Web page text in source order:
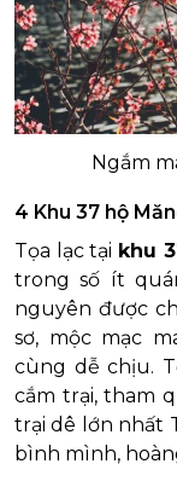
Ngắm
4 Khu 37 hộ
Tọa lạc tại khu
trong số ít
nguyên được
sơ, mộc mạc
cùng dễ chịu.
cắm trại, tham
trại dê lớn nhất
bình mình,